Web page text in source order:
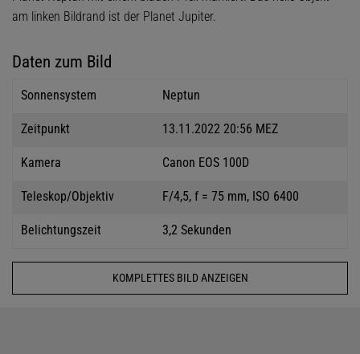
am linken Bildrand ist der Planet Jupiter.
Daten zum Bild
Sonnensystem Neptun
Zeitpunkt 13.11.2022 20:56 MEZ
Kamera Canon EOS 100D
Teleskop/Objektiv F/4,5, f = 75 mm, ISO 6400
Belichtungszeit 3,2 Sekunden
KOMPLETTES BILD ANZEIGEN